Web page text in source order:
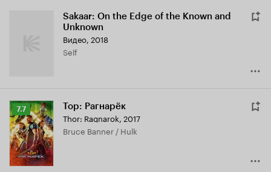
Sakaar: On the Edge of the Known and
Unknown
Видео, 2018
Self
Рейтинг
Кинопоиска
7.7
7.7 Тор: Рагнарёк
Thor: Ragnarok, 2017
Bruce Banner / Hulk